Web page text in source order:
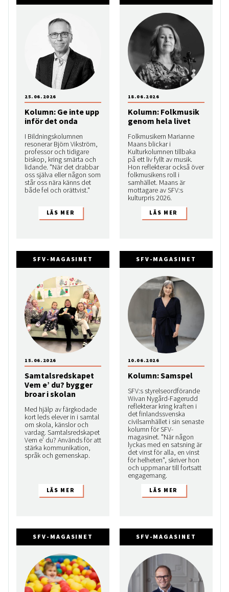
Kolumn: Ge inte upp
inför det onda
I Bildningskolumnen
resonerar Björn Vikström,
professor och tidigare
biskop, kring smärta och
lidande. "När det drabbar
oss själva eller någon som
står oss nära känns det
både fel och orättvist."
25.06.2026
Kolumn: Folkmusik
genom hela livet
Folkmusikern Marianne
Maans blickar i
Kulturkolumnen tillbaka
på ett liv fyllt av musik.
Hon reflekterar också över
folkmusikens roll i
samhället. Maans är
mottagare av SFV:s
kulturpris 2026.
18.06.2026
SFV-MAGASINET
Samtalsredskapet
Vem e’ du? bygger
broar i skolan
Med hjälp av färgkodade
kort leds elever in i samtal
om skola, känslor och
vardag. Samtalsredskapet
Vem e’ du? Används för att
stärka kommunikation,
språk och gemenskap.
15.06.2026
SFV-MAGASINET
Kolumn: Samspel
SFV:s styrelseordförande
Wivan Nygård-Fagerudd
reflekterar kring kraften i
det finlandssvenska
civilsamhället i sin senaste
kolumn för SFV-
magasinet. "När någon
lyckas med en satsning är
det vinst för alla, en vinst
för helheten", skriver hon
och uppmanar till fortsatt
engagemang.
10.06.2026
SFV-MAGASINET SFV-MAGASINET